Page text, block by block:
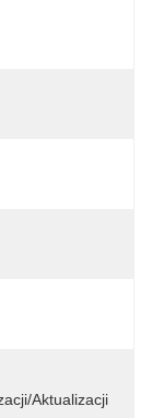
aktualizacji